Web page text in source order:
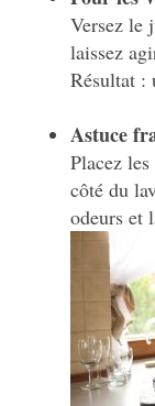
Versez le
laissez
Résultat :
Astuce
Placez
côté du
odeurs et